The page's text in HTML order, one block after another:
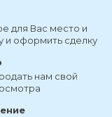
для Вас место и
и оформить сделку
нам свой